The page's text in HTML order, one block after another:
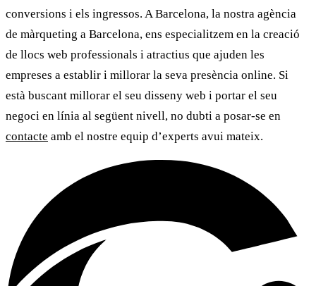
conversions i els ingressos. ABarcelona, la nostra agència
de màrqueting a Barcelona, ens especialitzem en la creació
de llocs web professionals i atractius que ajuden les
empreses a establir i millorar la seva presència online. Si
està buscant millorar el seu disseny web i portar el seu
negoci en línia al següent nivell, no dubti a posar-se en
contacte amb el nostre equip d’experts avui mateix.